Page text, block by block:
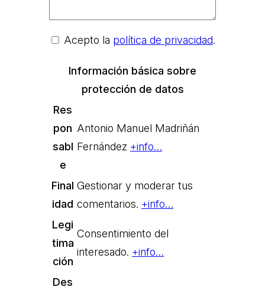
Acepto la política de privacidad.
Información básica sobre
protección de datos
Res
pon
sabl
e
Antonio Manuel Madriñán
Fernández +info…
Final
idad
Gestionar y moderar tus
comentarios. +info…
Legi
tima
ción
Consentimiento del
interesado. +info…
Des